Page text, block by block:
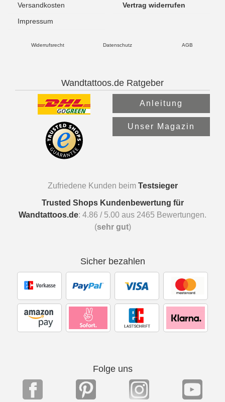
Versandkosten
Vertrag widerrufen
Impressum
Widerrufsrecht Datenschutz AGB
Wandtattoos.de Ratgeber
Anleitung
Unser Magazin
Zufriedene Kunden beim Testsieger
Trusted Shops Kundenbewertung für
Wandtattoos.de: 4.86 / 5.00 aus 2465 Bewertungen.
(sehr gut)
Sicher bezahlen
Folge uns